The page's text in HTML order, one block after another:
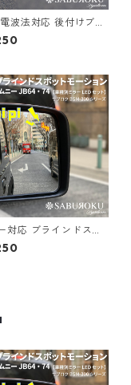
波法対応 後付けブラ
ポットモーション BS
ブロク【車種別ミラ
ドスポットモニター b
タ ブラインド スポッ
ー 死角検知 後方 死
車線変更 警告 検出 注
センサー ]
インドスポ
ション BSM-300
/ブルーミラーLEDセ
ー ]